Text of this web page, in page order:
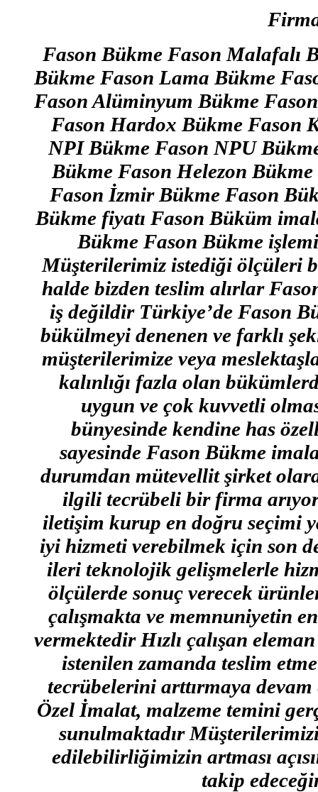
Fason Bükme Fason Malafalı
Bükme Fason Lama Bükme
Fason Alüminyum Bükme
Fason Hardox Bükme Fason
NPI Bükme Fason NPU
Bükme Fason Helezon
Fason İzmir Bükme Fason
Bükme fiyatı Fason Büküm
Bükme Fason Bükme
Müşterilerimiz istediği ölçüleri
halde bizden teslim alırlar
iş değildir Türkiye’de Fason
bükülmeyi denenen ve farklı
müşterilerimize veya
kalınlığı fazla olan
uygun ve çok kuvvetli
bünyesinde kendine has
sayesinde Fason Bükme
durumdan mütevellit şirket
ilgili tecrübeli bir firma
iletişim kurup en doğru seçimi
iyi hizmeti verebilmek için son
ileri teknolojik gelişmelerle
ölçülerde sonuç verecek
çalışmakta ve memnuniyetin
vermektedir Hızlı çalışan
istenilen zamanda teslim
tecrübelerini arttırmaya
Özel İmalat, malzeme temini
sunulmaktadır
edilebilirliğimizin artması
takip